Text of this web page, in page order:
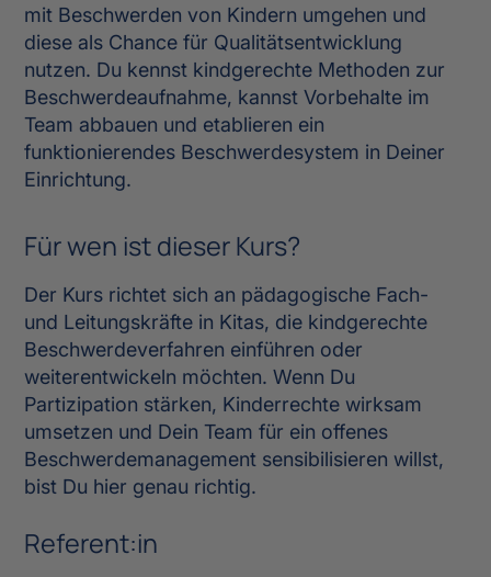
mit Beschwerden von Kindern umgehen und
diese als Chance für Qualitätsentwicklung
nutzen. Du kennst kindgerechte Methoden zur
Beschwerdeaufnahme, kannst Vorbehalte im
Team abbauen und etablieren ein
funktionierendes Beschwerdesystem in Deiner
Einrichtung.
Für wen ist dieser Kurs?
Der Kurs richtet sich an pädagogische Fach-
und Leitungskräfte in Kitas, die kindgerechte
Beschwerdeverfahren einführen oder
weiterentwickeln möchten. Wenn Du
Partizipation stärken, Kinderrechte wirksam
umsetzen und Dein Team für ein offenes
Beschwerdemanagement sensibilisieren willst,
bist Du hier genau richtig.
Referent:in